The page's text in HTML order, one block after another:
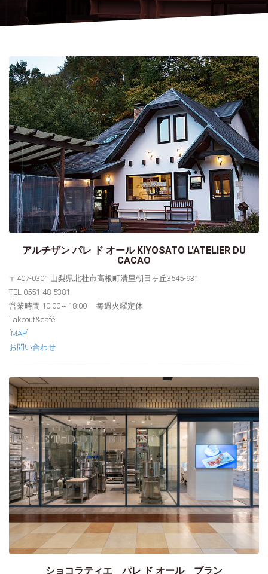
アルチザン パレ ド オール KIYOSATO L'ATELIER DU
CACAO
〒407-0301 山梨県北杜市高根町清里朝日ヶ丘3545-931
TEL 0551-48-5381
営業時間 10:00～18:00 毎週火曜定休
Takeout&café
MAP
お問い合わせ
ショコラティエ パレ ド オール ブラン